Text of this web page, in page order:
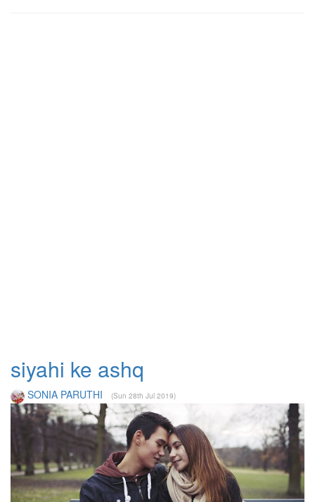
siyahi ke ashq
SONIA PARUTHI (Sun 28th Jul 2019)